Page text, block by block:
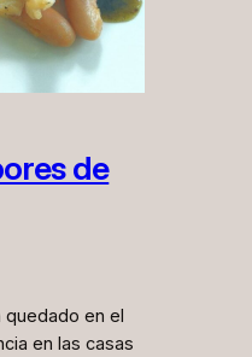
de
quedado en el
en las casas